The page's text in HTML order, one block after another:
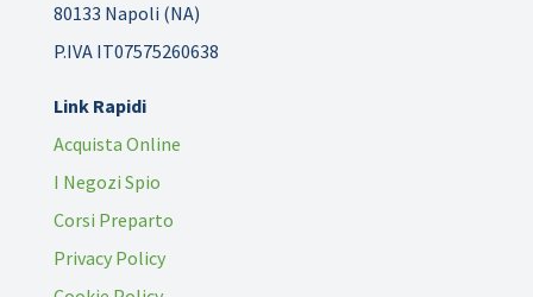
80133 Napoli (NA)
P.IVA IT07575260638
Link Rapidi
Acquista Online
I Negozi Spio
Corsi Preparto
Privacy Policy